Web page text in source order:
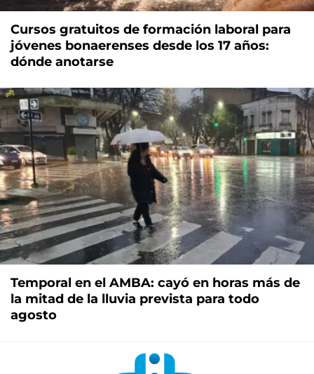
Cursos gratuitos de formación laboral para
jóvenes bonaerenses desde los 17 años:
dónde anotarse
Temporal en el AMBA: cayó en horas más de
la mitad de la lluvia prevista para todo
agosto